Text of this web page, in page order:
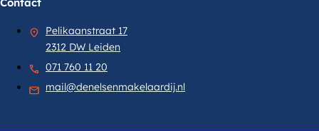
Contact
Pelikaanstraat 17
2312 DW Leiden
071 760 11 20
mail@denelsenmakelaardij.nl